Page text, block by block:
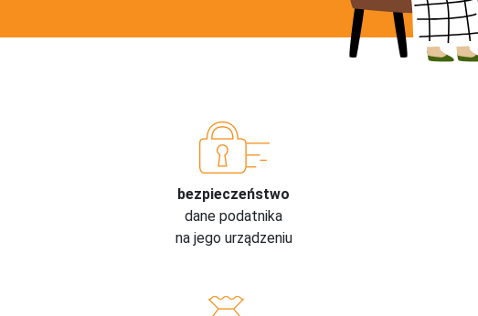
bezpieczeństwo
dane podatnika
na jego urządzeniu